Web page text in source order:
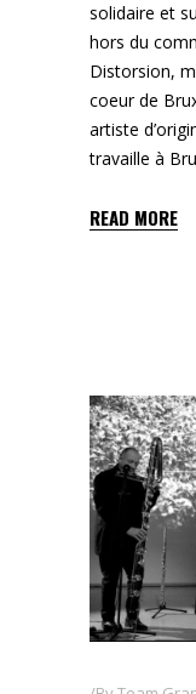
solidaire et
hors du
Distorsion,
coeur de
artiste
travaille à
READ MORE